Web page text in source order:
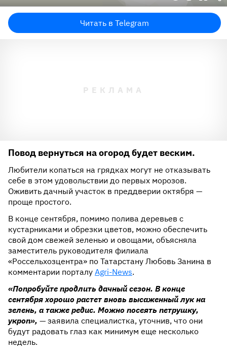
Читать в Telegram
Повод вернуться на огород будет веским.
Любители копаться на грядках могут не отказывать
себе в этом удовольствии до первых морозов.
Оживить дачный участок в преддверии октября —
проще простого.
В конце сентября, помимо полива деревьев с
кустарниками и обрезки цветов, можно обеспечить
свой дом свежей зеленью и овощами, объясняла
заместитель руководителя филиала
«Россельхозцентра» по Татарстану Любовь Занина в
комментарии порталу Agri-News.
«Попробуйте продлить дачный сезон. В конце
сентября хорошо растет вновь высаженный лук на
зелень, а также редис. Можно посеять петрушку,
укроп», — заявила специалистка, уточнив, что они
будут радовать глаз как минимум еще несколько
недель.